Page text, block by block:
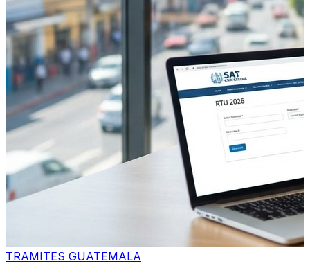
TRAMITES GUATEMALA